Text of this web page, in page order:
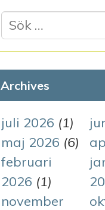
ö
e
f
t
e
r
:
Archives
juli 2026 (1)
maj 2026 (6)
februari
2026 (1)
november